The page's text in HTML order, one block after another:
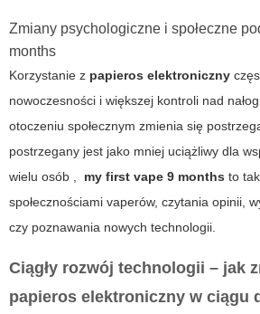
Zmiany psychologiczne i społeczne
months
Korzystanie z papieros elektroniczny
nowoczesności i większej kontroli nad
otoczeniu społecznym zmienia się
postrzegany jest jako mniej uciążliwy dla
wielu osób , my first vape 9 months to
społecznościami vaperów, czytania opinii,
czy poznawania nowych technologii.
Ciągły rozwój technologii – jak
papieros elektroniczny w ciągu